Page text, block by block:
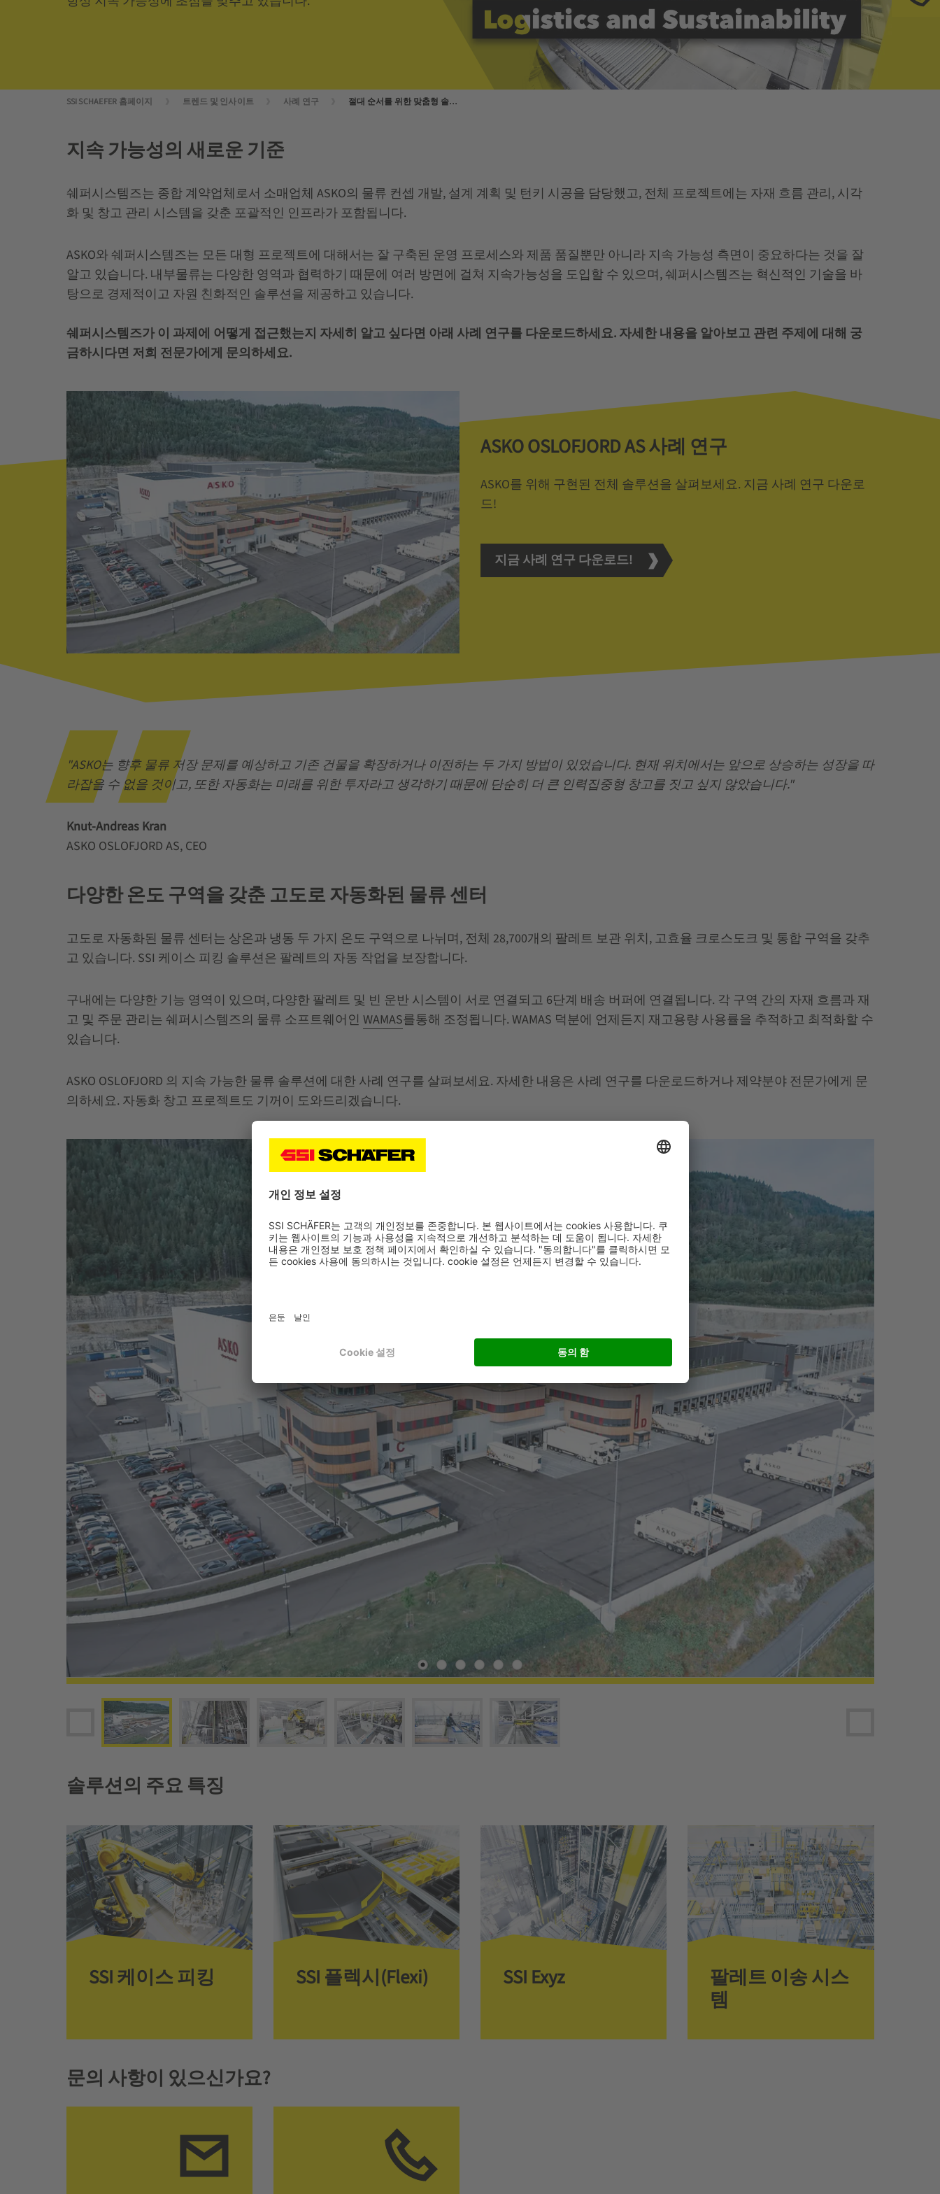
SSI SCHAEFER 홈페이지 트렌드 및 인사이트 사례 연구 절대 순서를 위한 맞춤형 솔루션
지속 가능성의 새로운 기준
쉐퍼시스템즈는 종합 계약업체로서 소매업체 ASKO의 물류 컨셉 개발, 설계 계획 및 턴키 시공을 담당했고, 전체 프로젝트에는 자재 흐름 관리, 시각
화 및 창고 관리 시스템을 갖춘 포괄적인 인프라가 포함됩니다.
ASKO와 쉐퍼시스템즈는 모든 대형 프로젝트에 대해서는 잘 구축된 운영 프로세스와 제품 품질뿐만 아니라 지속 가능성 측면이 중요하다는 것을 잘
알고 있습니다. 내부물류는 다양한 영역과 협력하기 때문에 여러 방면에 걸쳐 지속가능성을 도입할 수 있으며, 쉐퍼시스템즈는 혁신적인 기술을 바
탕으로 경제적이고 자원 친화적인 솔루션을 제공하고 있습니다.
쉐퍼시스템즈가 이 과제에 어떻게 접근했는지 자세히 알고 싶다면 아래 사례 연구를 다운로드하세요. 자세한 내용을 알아보고 관련 주제에 대해 궁
금하시다면 저희 전문가에게 문의하세요.
ASKO OSLOFJORD AS 사례 연구
ASKO를 위해 구현된 전체 솔루션을 살펴보세요. 지금 사례 연구 다운로
드!
지금 사례 연구 다운로드!
"ASKO는 향후 물류 저장 문제를 예상하고 기존 건물을 확장하거나 이전하는 두 가지 방법이 있었습니다. 현재 위치에서는 앞으로 상승하는 성장을 따
라잡을 수 없을 것이고, 또한 자동화는 미래를 위한 투자라고 생각하기 때문에 단순히 더 큰 인력집중형 창고를 짓고 싶지 않았습니다."
Knut-Andreas Kran
ASKO OSLOFJORD AS, CEO
다양한 온도 구역을 갖춘 고도로 자동화된 물류 센터
고도로 자동화된 물류 센터는 상온과 냉동 두 가지 온도 구역으로 나뉘며, 전체 28,700개의 팔레트 보관 위치, 고효율 크로스도크 및 통합 구역을 갖추
고 있습니다. SSI 케이스 피킹 솔루션은 팔레트의 자동 작업을 보장합니다.
구내에는 다양한 기능 영역이 있으며, 다양한 팔레트 및 빈 운반 시스템이 서로 연결되고 6단계 배송 버퍼에 연결됩니다. 각 구역 간의 자재 흐름과 재
고 및 주문 관리는 쉐퍼시스템즈의 물류 소프트웨어인 WAMAS를통해 조정됩니다. WAMAS 덕분에 언제든지 재고용량 사용률을 추적하고 최적화할 수
있습니다.
ASKO OSLOFJORD 의 지속 가능한 물류 솔루션에 대한 사례 연구를 살펴보세요. 자세한 내용은 사례 연구를 다운로드하거나 제약분야 전문가에게 문
의하세요. 자동화 창고 프로젝트도 기꺼이 도와드리겠습니다.
솔루션의 주요 특징
SSI 케이스 피킹 SSI 플렉시(Flexi) SSI Exyz
팔레트 이송 시스
템
문의 사항이 있으신가요?